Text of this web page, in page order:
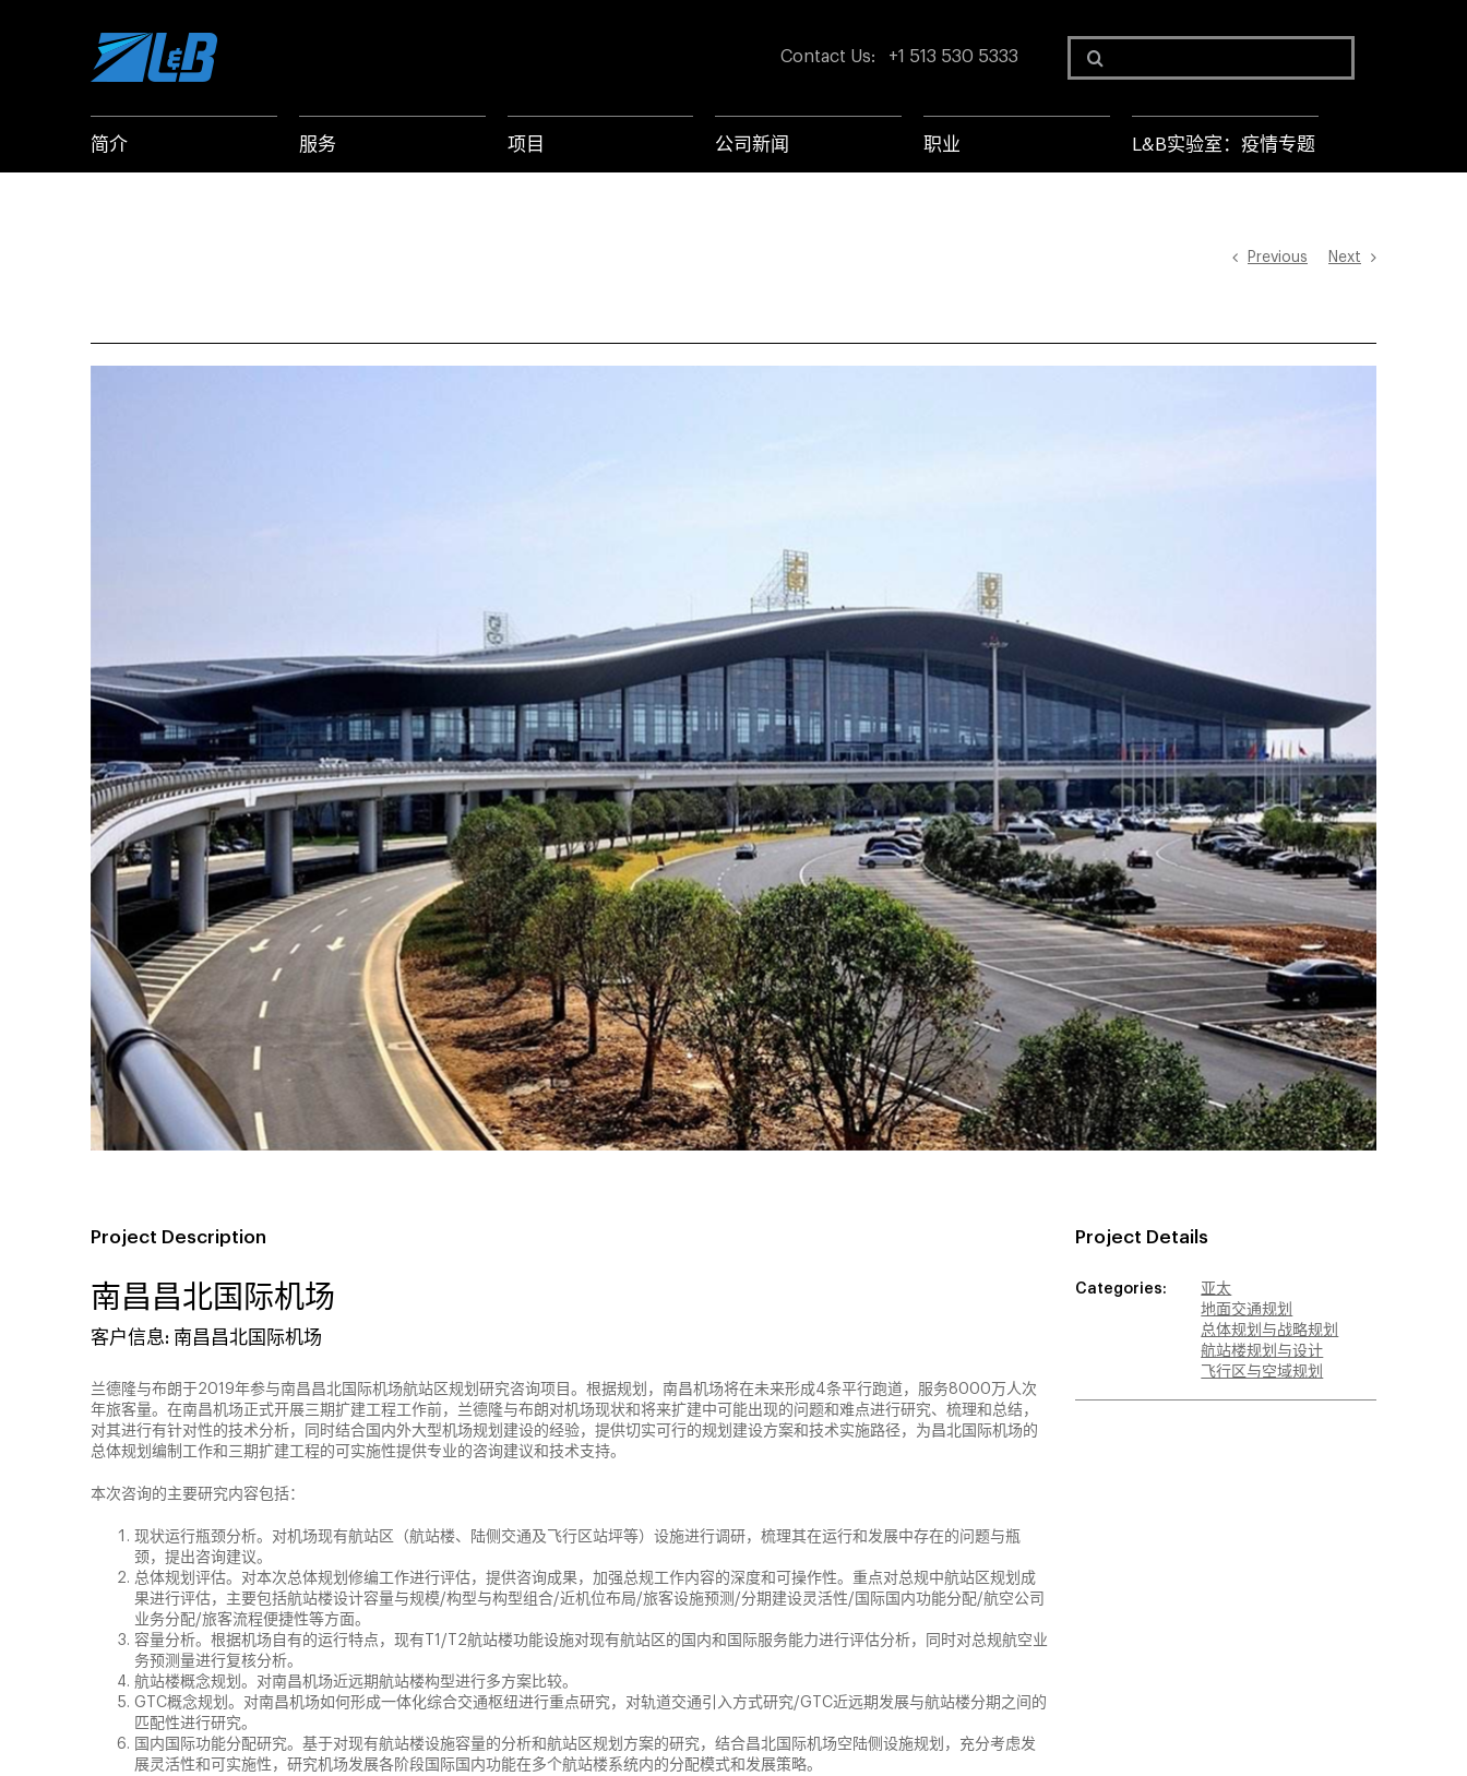
Contact Us: +1 513 530 5333
Search
for:
简介 服务 项目 公司新闻 职业 L&B实验室：疫情专题
Previous Next
Project Description
南昌昌北国际机场
客户信息: 南昌昌北国际机场
兰德隆与布朗于2019年参与南昌昌北国际机场航站区规划研究咨询项目。根据规划，南昌机场将在未来形成4条平行跑道，服务8000万人次
年旅客量。在南昌机场正式开展三期扩建工程工作前，兰德隆与布朗对机场现状和将来扩建中可能出现的问题和难点进行研究、梳理和总结，
对其进行有针对性的技术分析，同时结合国内外大型机场规划建设的经验，提供切实可行的规划建设方案和技术实施路径，为昌北国际机场的
总体规划编制工作和三期扩建工程的可实施性提供专业的咨询建议和技术支持。
本次咨询的主要研究内容包括：
现状运行瓶颈分析。对机场现有航站区（航站楼、陆侧交通及飞行区站坪等）设施进行调研，梳理其在运行和发展中存在的问题与瓶
颈，提出咨询建议。
总体规划评估。对本次总体规划修编工作进行评估，提供咨询成果，加强总规工作内容的深度和可操作性。重点对总规中航站区规划成
果进行评估，主要包括航站楼设计容量与规模/构型与构型组合/近机位布局/旅客设施预测/分期建设灵活性/国际国内功能分配/航空公司
业务分配/旅客流程便捷性等方面。
容量分析。根据机场自有的运行特点，现有T1/T2航站楼功能设施对现有航站区的国内和国际服务能力进行评估分析，同时对总规航空业
务预测量进行复核分析。
航站楼概念规划。对南昌机场近远期航站楼构型进行多方案比较。
GTC概念规划。对南昌机场如何形成一体化综合交通枢纽进行重点研究，对轨道交通引入方式研究/GTC近远期发展与航站楼分期之间的
匹配性进行研究。
国内国际功能分配研究。基于对现有航站楼设施容量的分析和航站区规划方案的研究，结合昌北国际机场空陆侧设施规划，充分考虑发
展灵活性和可实施性，研究机场发展各阶段国际国内功能在多个航站楼系统内的分配模式和发展策略。
Project Details
Categories:
亚太
地面交通规划
总体规划与战略规划
航站楼规划与设计
飞行区与空域规划